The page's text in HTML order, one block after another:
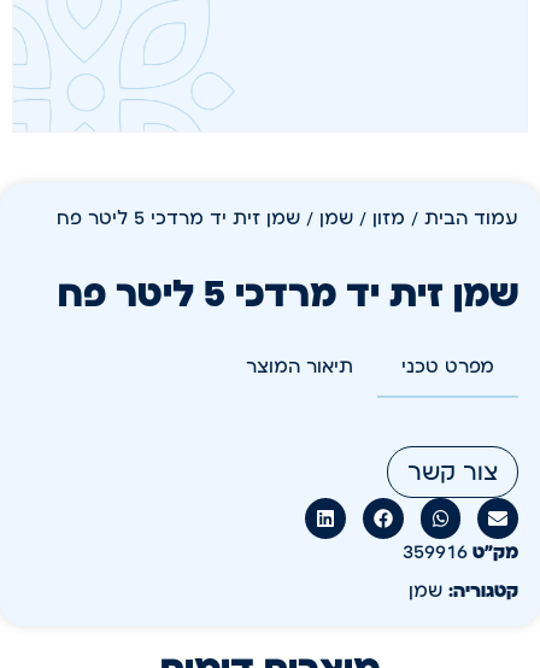
עמוד הבית / מזון / שמן / שמן זית יד מרדכי 5 ליטר פח
שמן זית יד מרדכי 5 ליטר פח
מפרט טכני תיאור המוצר
צור קשר
מק״ט 359916
קטגוריה: שמן